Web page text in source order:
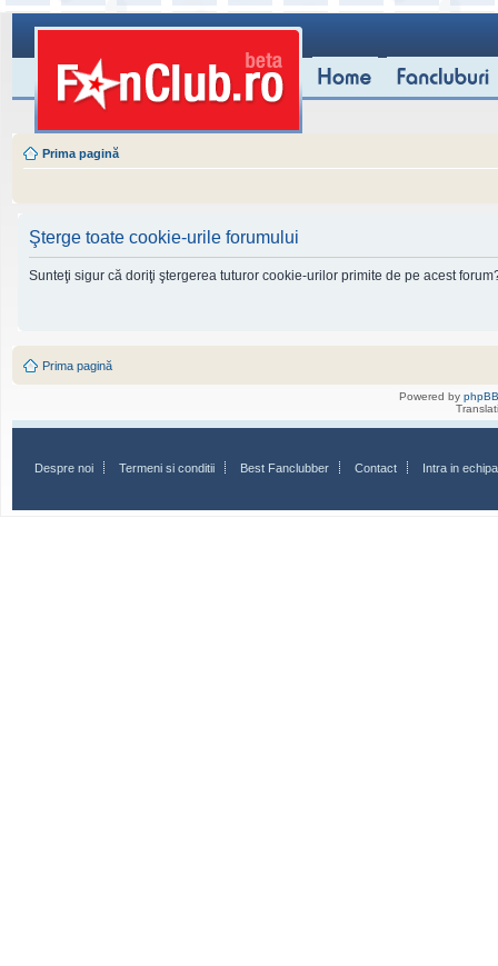
Prima pagină
Şterge toate cookie-urile forumului
Sunteţi sigur că doriţi ştergerea tuturor cookie-urilor primite de pe acest
Prima pagină
Powered by phpBB
Despre noi Termeni si conditii Best Fanclubber Contact Intra in